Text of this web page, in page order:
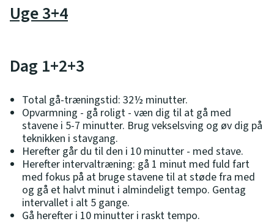
Uge 3+4
Dag 1+2+3
Total gå-træningstid: 32½ minutter.
Opvarmning - gå roligt - væn dig til at gå med
stavene i 5-7 minutter. Brug vekselsving og øv dig på
teknikken i stavgang.
Herefter går du til den i 10 minutter - med stave.
Herefter intervaltræning: gå 1 minut med fuld fart
med fokus på at bruge stavene til at støde fra med
og gå et halvt minut i almindeligt tempo. Gentag
intervallet i alt 5 gange.
Gå herefter i 10 minutter i raskt tempo.